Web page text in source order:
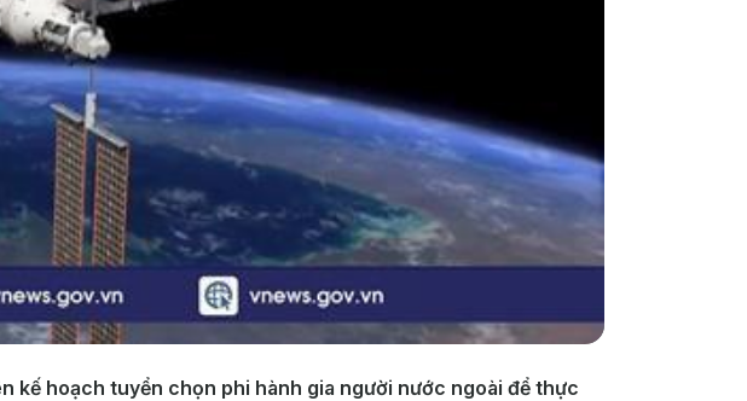
kế hoạch tuyển chọn phi hành gia người nước ngoài để thực